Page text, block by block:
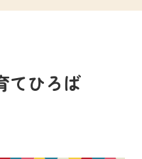
てひろば